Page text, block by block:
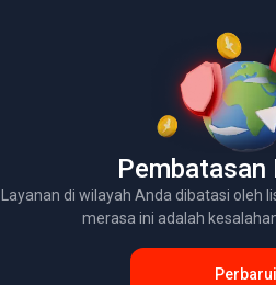
Pembatasan
Layanan di wilayah Anda dibatasi oleh
merasa ini adalah
Perbarui